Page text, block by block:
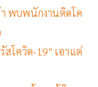
พบพนักงานติดโค
สโควิด-19" เอาแต่